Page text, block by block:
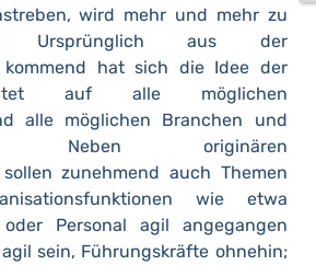
wird mehr und mehr zu
Ursprünglich aus der
kommend hat sich die Idee der
auf alle möglichen
alle möglichen Branchen und
Neben originären
zunehmend auch Themen
wie etwa
Personal agil angegangen
sein, Führungskräfte ohnehin;